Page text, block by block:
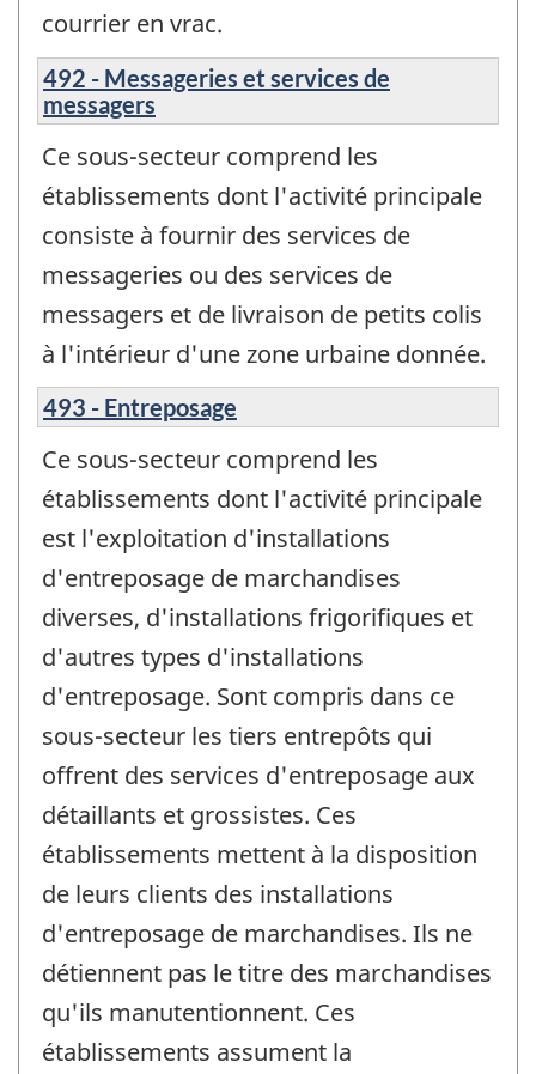
courrier en vrac.
492 - Messageries et services de
messagers
Ce sous-secteur comprend les
établissements dont l'activité principale
consiste à fournir des services de
messageries ou des services de
messagers et de livraison de petits colis
à l'intérieur d'une zone urbaine donnée.
493 - Entreposage
Ce sous-secteur comprend les
établissements dont l'activité principale
est l'exploitation d'installations
d'entreposage de marchandises
diverses, d'installations frigorifiques et
d'autres types d'installations
d'entreposage. Sont compris dans ce
sous-secteur les tiers entrepôts qui
offrent des services d'entreposage aux
détaillants et grossistes. Ces
établissements mettent à la disposition
de leurs clients des installations
d'entreposage de marchandises. Ils ne
détiennent pas le titre des marchandises
qu'ils manutentionnent. Ces
établissements assument la